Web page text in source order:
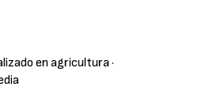
en agricultura·